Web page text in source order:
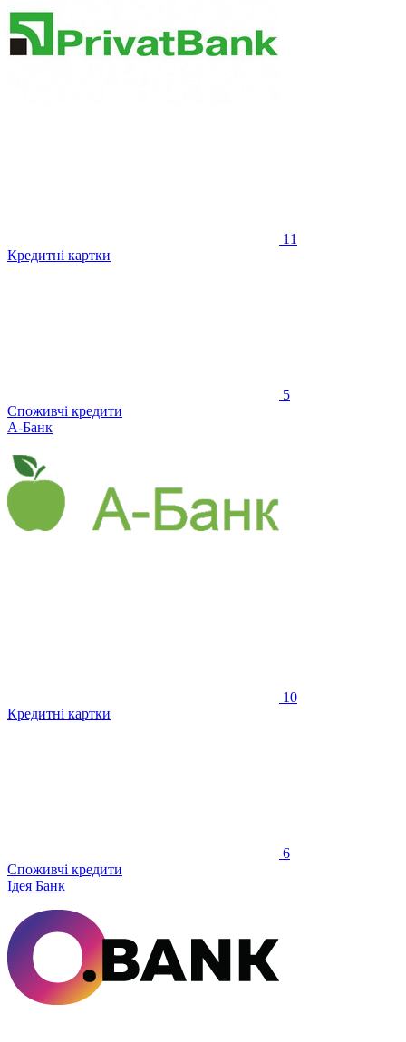
11
Кредитні картки
5
Споживчі кредити
А-Банк
10
Кредитні картки
6
Споживчі кредити
Ідея Банк